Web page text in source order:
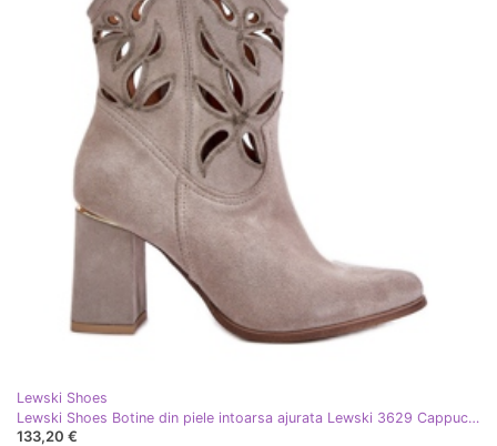
Lewski Shoes
Lewski Shoes Botine din piele intoarsa ajurata Lewski 3629 Cappucino bej
133,20 €